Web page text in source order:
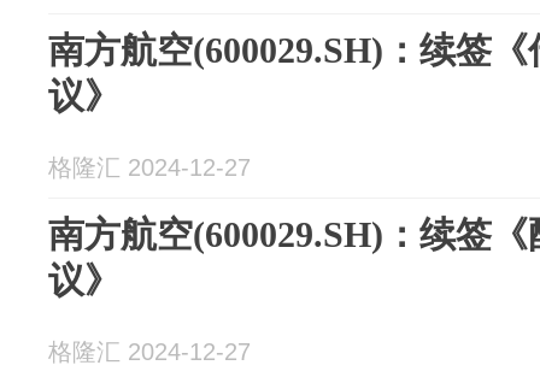
南方航空(600029.SH)：续签
议》
格隆汇 2024-12-27
南方航空(600029.SH)：续签
议》
格隆汇 2024-12-27